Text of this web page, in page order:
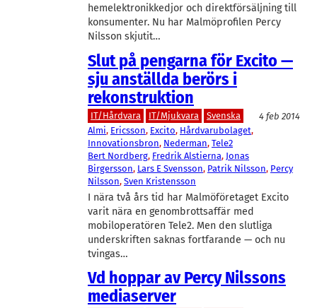
hemelektronikkedjor och direktförsäljning till
konsumenter. Nu har Malmöprofilen Percy
Nilsson skjutit…
Slut på pengarna för Excito —
sju anställda berörs i
rekonstruktion
IT/Hårdvara IT/Mjukvara Svenska
4 feb 2014
Almi, Ericsson, Excito, Hårdvarubolaget
Innovationsbron, Nederman, Tele2
Bert Nordberg, Fredrik Alstierna, Jonas
Birgersson, Lars E Svensson, Patrik Nilsson, Percy
Nilsson, Sven Kristensson
I nära två års tid har Malmöföretaget Excito
varit nära en genombrottsaffär med
mobiloperatören Tele2. Men den slutliga
underskriften saknas fortfarande — och nu
tvingas…
Vd hoppar av Percy Nilssons
mediaserver